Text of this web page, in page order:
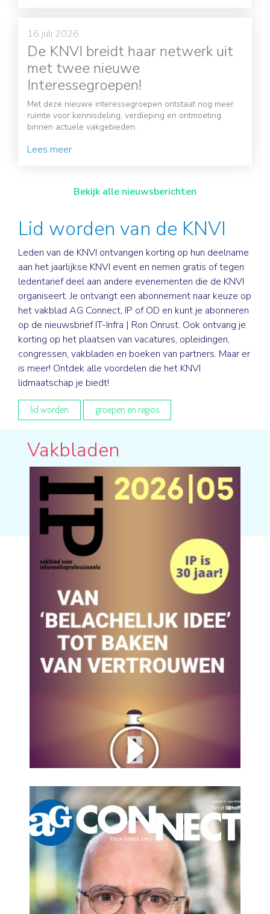
16 juli 2026
De KNVI breidt haar netwerk uit
met twee nieuwe
Interessegroepen!
Met deze nieuwe interessegroepen ontstaat nog meer
ruimte voor kennisdeling, verdieping en ontmoeting
binnen actuele vakgebieden.
Lees meer
Bekijk alle nieuwsberichten
Lid worden van de KNVI
Leden van de KNVI ontvangen korting op hun deelname
aan het jaarlijkse KNVI event en nemen gratis of tegen
ledentarief deel aan andere evenementen die de KNVI
organiseert. Je ontvangt een abonnement naar keuze op
het vakblad AG Connect, IP of OD en kunt je abonneren
op de nieuwsbrief IT-Infra | Ron Onrust. Ook ontvang je
korting op het plaatsen van vacatures, opleidingen,
congressen, vakbladen en boeken van partners. Maar er
is meer! Ontdek alle voordelen die het KNVI
lidmaatschap je biedt!
lid worden groepen en regios
Vakbladen